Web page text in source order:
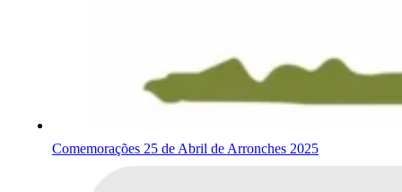
Comemorações 25 de Abril de Arronches 2025